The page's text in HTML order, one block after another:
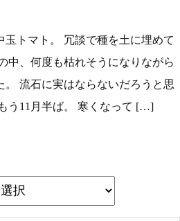
玉トマト。 冗談で種を土に埋めて
中、何度も枯れそうになりながら
。 流石に実はならないだろうと思
う11月半ば。 寒くなって […]